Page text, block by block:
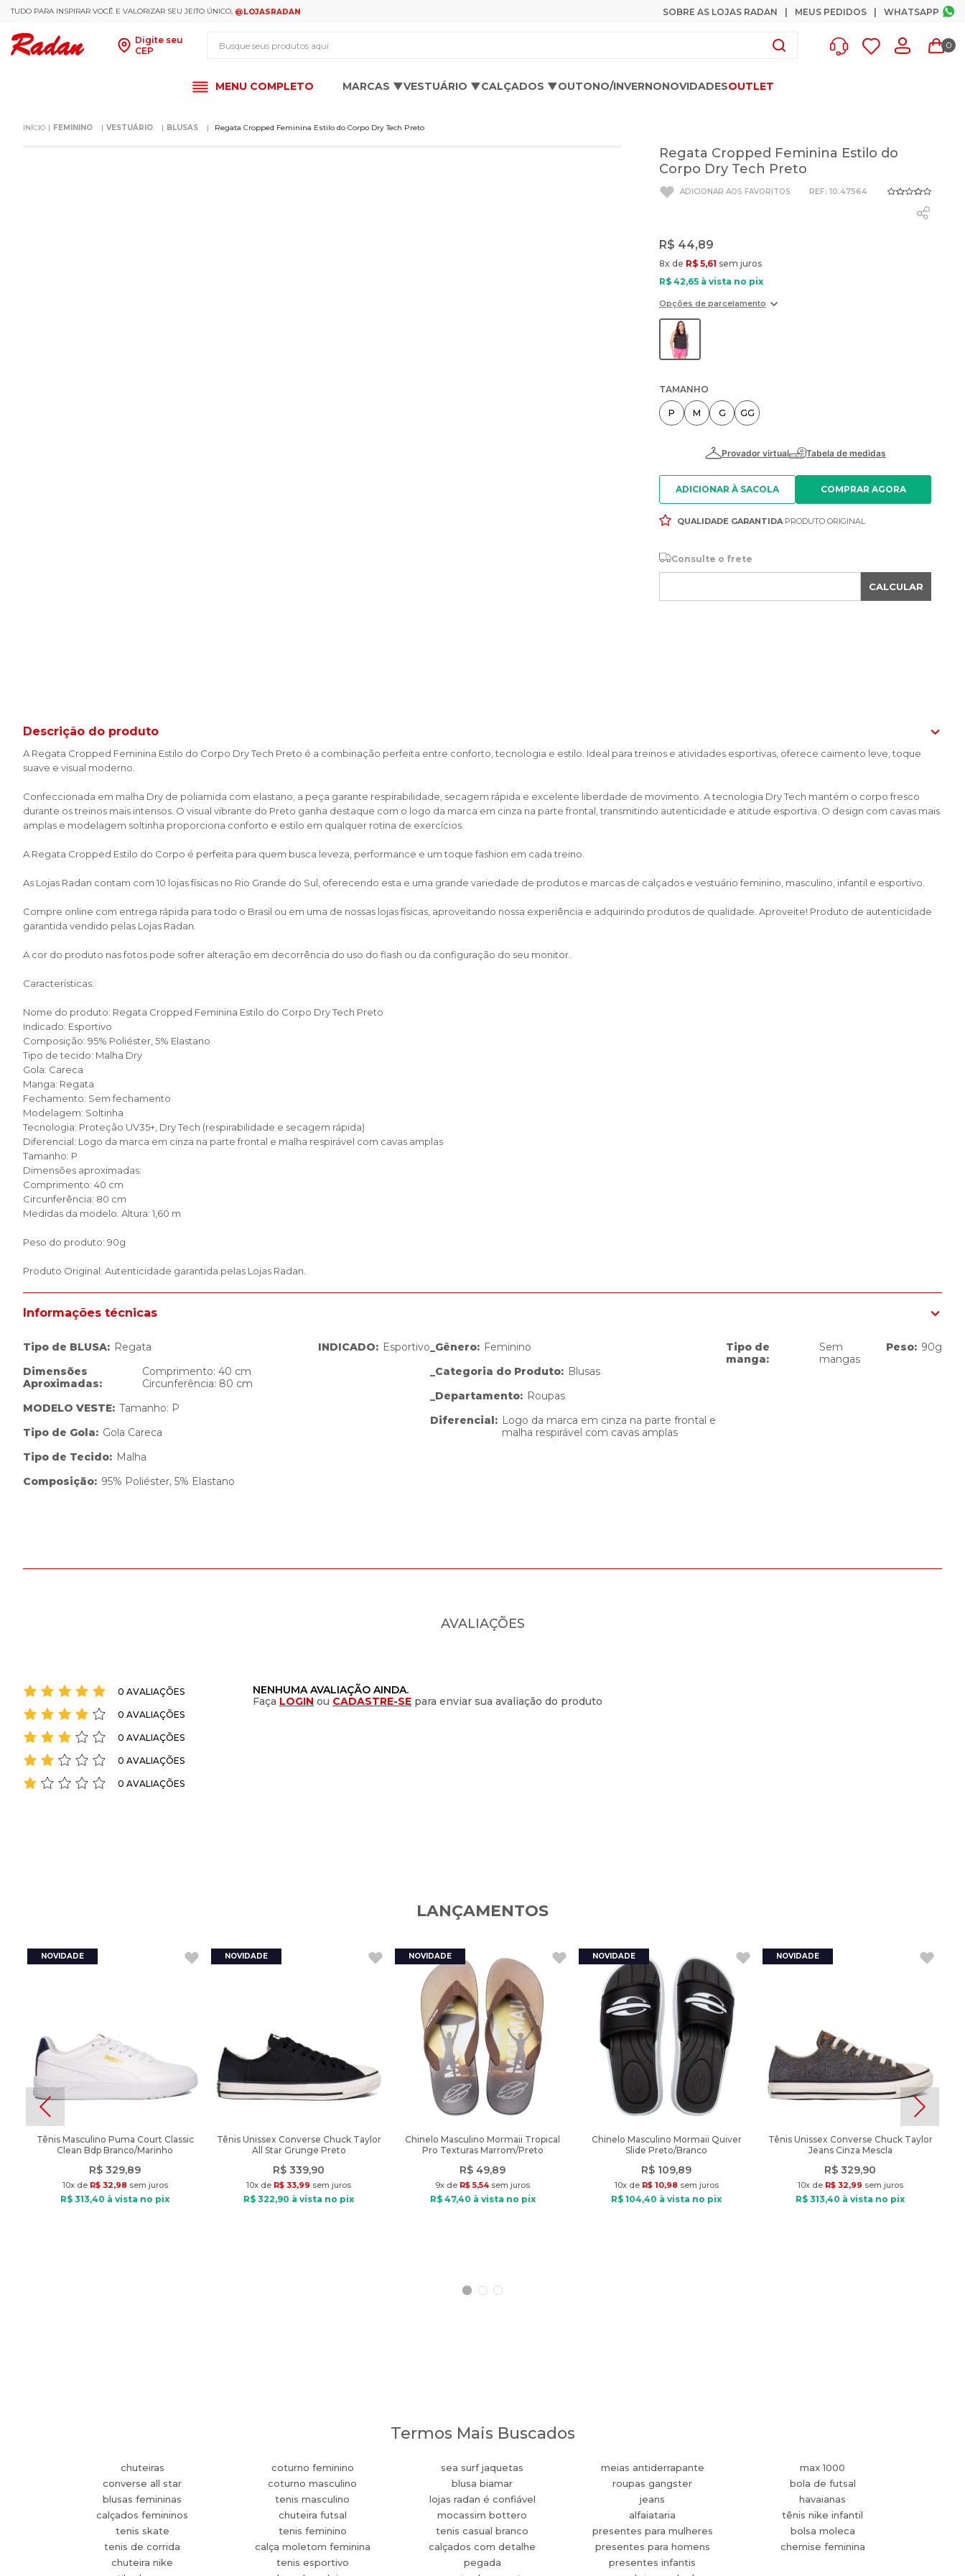
TUDO PARA INSPIRAR VOCÊ E VALORIZAR SEU JEITO ÚNICO, @LOJASRADAN SOBRE AS LOJAS RADAN MEUS PEDIDOS WHATSAPP
Digite seu
CEP
0
MENU COMPLETO MARCAS ▼VESTUÁRIO ▼CALÇADOS ▼OUTONO/INVERNONOVIDADESOUTLET
FEMININO VESTUÁRIO BLUSAS Regata Cropped Feminina Estilo do Corpo Dry Tech Preto
Regata Cropped Feminina Estilo do
Corpo Dry Tech Preto
: 10.47564
R$ 44,89
8x de R$ 5,61 sem juros
R$ 42,65 à vista no pix
Opções de parcelamento
TAMANHO
P M G GG
ADICIONAR À SACOLA
QUALIDADE GARANTIDAPRODUTO ORIGINAL
Consulte o frete
CALCULAR
Descrição do produto
A Regata Cropped Feminina Estilo do Corpo Dry Tech Preto é a combinação perfeita entre conforto, tecnologia e estilo. Ideal para treinos e atividades esportivas, oferece caimento leve, toque
suave e visual moderno.
Confeccionada em malha Dry de poliamida com elastano, a peça garante respirabilidade, secagem rápida e excelente liberdade de movimento. A tecnologia Dry Tech mantém o corpo fresco
durante os treinos mais intensos. O visual vibrante do Preto ganha destaque com o logo da marca em cinza na parte frontal, transmitindo autenticidade e atitude esportiva. O design com cavas mais
amplas e modelagem soltinha proporciona conforto e estilo em qualquer rotina de exercícios.
A Regata Cropped Estilo do Corpo é perfeita para quem busca leveza, performance e um toque fashion em cada treino.
As Lojas Radan contam com 10 lojas físicas no Rio Grande do Sul, oferecendo esta e uma grande variedade de produtos e marcas de calçados e vestuário feminino, masculino, infantil e esportivo.
Compre online com entrega rápida para todo o Brasil ou em uma de nossas lojas físicas, aproveitando nossa experiência e adquirindo produtos de qualidade. Aproveite! Produto de autenticidade
garantida vendido pelas Lojas Radan.
A cor do produto nas fotos pode sofrer alteração em decorrência do uso do flash ou da configuração do seu monitor.
Características:
Nome do produto: Regata Cropped Feminina Estilo do Corpo Dry Tech Preto
Indicado: Esportivo
Composição: 95% Poliéster, 5% Elastano
Tipo de tecido: Malha Dry
Gola: Careca
Manga: Regata
Fechamento: Sem fechamento
Modelagem: Soltinha
Tecnologia: Proteção UV35+, Dry Tech (respirabilidade e secagem rápida)
Diferencial: Logo da marca em cinza na parte frontal e malha respirável com cavas amplas
Tamanho: P
Dimensões aproximadas:
Comprimento: 40 cm
Circunferência: 80 cm
Medidas da modelo: Altura: 1,60 m
Peso do produto: 90g
Produto Original: Autenticidade garantida pelas Lojas Radan.
Informações técnicas
Tipo de BLUSA: Regata
Dimensões
Aproximadas:
Comprimento: 40 cm
Circunferência: 80 cm
MODELO VESTE: Tamanho: P
Tipo de Gola: Gola Careca
Tipo de Tecido: Malha
Composição: 95% Poliéster, 5% Elastano
INDICADO: Esportivo _Gênero: Feminino
_Categoria do Produto: Blusas
_Departamento: Roupas
Diferencial: Logo da marca em cinza na parte frontal e
malha respirável com cavas amplas
Tipo de
manga:
Sem
mangas
Peso: 90g
AVALIAÇÕES
0 AVALIAÇÕES
0 AVALIAÇÕES
0 AVALIAÇÕES
0 AVALIAÇÕES
0 AVALIAÇÕES
NENHUMA AVALIAÇÃO AINDA.
Faça LOGIN ou CADASTRE-SE para enviar sua avaliação do produto
LANÇAMENTOS
Tênis Masculino Puma Court Classic
Clean Bdp Branco/Marinho
R$ 329,89
10x de R$ 32,98 sem juros
R$ 313,40 à vista no pix
Tênis Unissex Converse Chuck Taylor
All Star Grunge Preto
R$ 339,90
10x de R$ 33,99 sem juros
R$ 322,90 à vista no pix
Chinelo Masculino Mormaii Tropical
Pro Texturas Marrom/Preto
R$ 49,89
9x de R$ 5,54 sem juros
R$ 47,40 à vista no pix
Chinelo Masculino Mormaii Quiver
Slide Preto/Branco
R$ 109,89
10x de R$ 10,98 sem juros
R$ 104,40 à vista no pix
Tênis Unissex Converse Chuck Taylor
Jeans Cinza Mescla
R$ 329,90
10x de R$ 32,99 sem juros
R$ 313,40 à vista no pix
Termos Mais Buscados
chuteiras
converse all star
blusas femininas
calçados femininos
tenis skate
tenis de corrida
chuteira nike
coturno feminino
coturno masculino
tenis masculino
chuteira futsal
tenis feminino
calça moletom feminina
tenis esportivo
sea surf jaquetas
blusa biamar
lojas radan é confiável
mocassim bottero
tenis casual branco
calçados com detalhe
pegada
meias antiderrapante
roupas gangster
jeans
alfaiataria
presentes para mulheres
presentes para homens
presentes infantis
max 1000
bola de futsal
havaianas
tênis nike infantil
bolsa moleca
chemise feminina